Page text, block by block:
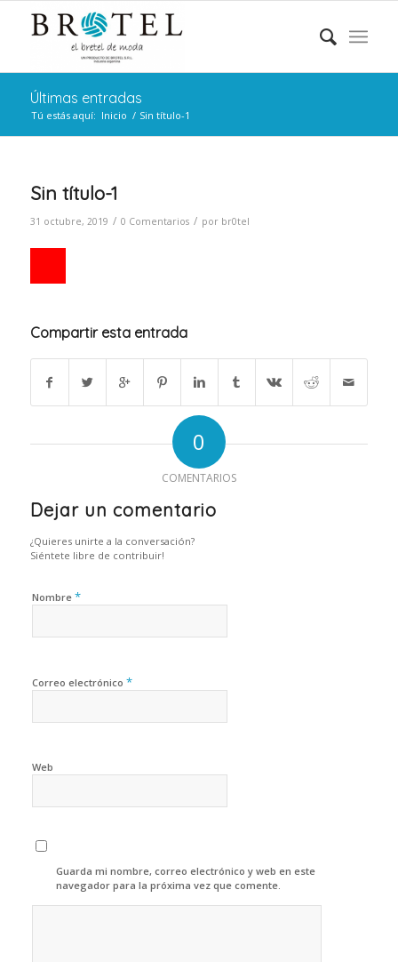
Últimas entradas
Tú estás aquí: Inicio / Sin título-1
Sin título-1
31 octubre, 2019 / 0 Comentarios / por br0tel
Compartir esta entrada
0
COMENTARIOS
Dejar un comentario
¿Quieres unirte a la conversación?
Siéntete libre de contribuir!
Nombre *
Correo electrónico *
Web
Guarda mi nombre, correo electrónico y web en este
navegador para la próxima vez que comente.